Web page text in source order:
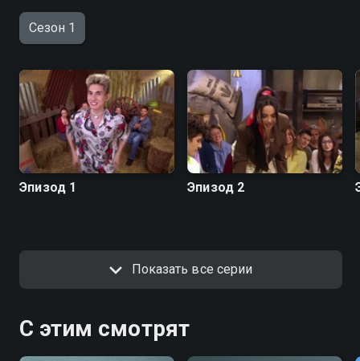
Сезон 1
Эпизод 1 Эпизод 2
Показать все серии
С этим смотрят